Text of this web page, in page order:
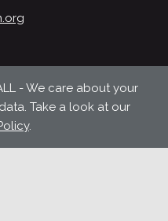
- We care about your
Take a look at our
.